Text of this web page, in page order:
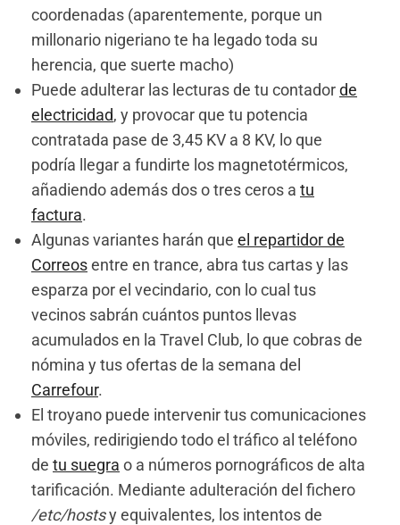
coordenadas (aparentemente, porque un
millonario nigeriano te ha legado toda su
herencia, que suerte macho)
Puede adulterar las lecturas de tu contadorde
electricidad, y provocar que tu potencia
contratada pase de 3,45 KV a 8 KV, lo que
podría llegar a fundirte los magnetotérmicos,
añadiendo además dos o tres ceros a tu
factura.
Algunas variantes harán que el repartidor de
Correosentre en trance, abra tus cartas y las
esparza por el vecindario, con lo cual tus
vecinos sabrán cuántos puntos llevas
acumulados en la Travel Club, lo que cobras de
nómina y tus ofertas de la semana del
Carrefour.
El troyano puede intervenir tus comunicaciones
móviles, redirigiendo todo el tráfico al teléfono
de tu suegra o a números pornográficos de alta
tarificación. Mediante adulteración del fichero
/etc/hostsy equivalentes, los intentos de